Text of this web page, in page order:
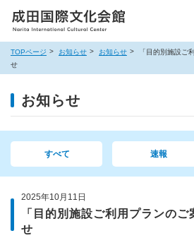
TOPページ お知らせ お知らせ
「目的別施設ご
せ
お知らせ
すべて 速報
2025年10月11日
「目的別施設ご利用プランの
せ